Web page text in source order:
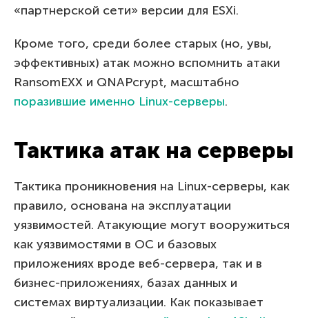
«партнерской сети» версии для ESXi.
Кроме того, среди более старых (но, увы,
эффективных) атак можно вспомнить атаки
RansomEXX и QNAPcrypt, масштабно
поразившие именно Linux-серверы.
Тактика атак на серверы
Тактика проникновения на Linux-серверы, как
правило, основана на эксплуатации
уязвимостей. Атакующие могут вооружиться
как уязвимостями в ОС и базовых
приложениях вроде веб-сервера, так и в
бизнес-приложениях, базах данных и
системах виртуализации. Как показывает